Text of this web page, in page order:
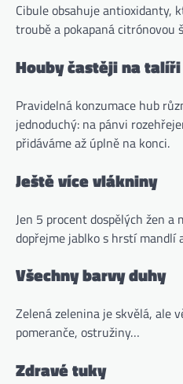
Cibule obsahuje antioxidanty,
troubě a pokapaná citrónovou
Houby častěji na talíři
Pravidelná konzumace hub
jednoduchý: na pánvi
přidáváme až úplně na konci.
Ještě více vlákniny
Jen 5 procent dospělých žen
dopřejme jablko s hrstí mandlí
Všechny barvy duhy
Zelená zelenina je skvělá, ale
pomeranče, ostružiny…
Zdravé tuky